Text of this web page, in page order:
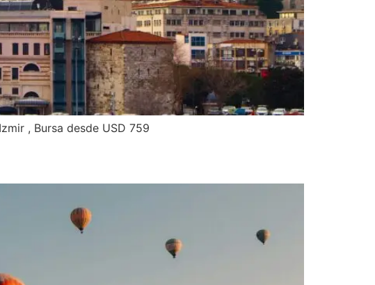
, Bursa desde USD 759